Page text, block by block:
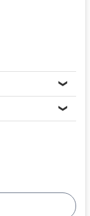
❯
❯